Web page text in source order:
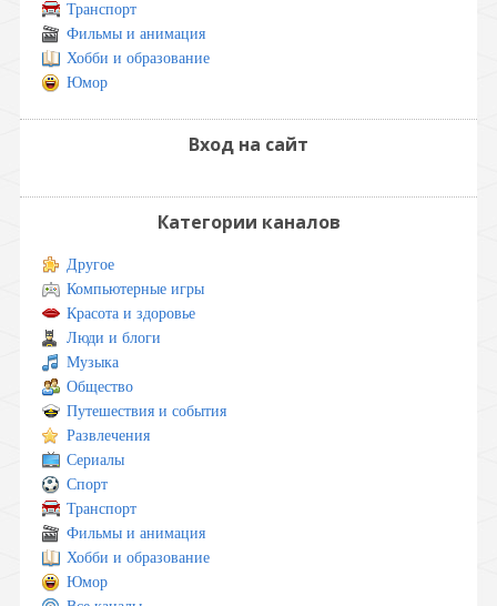
Транспорт
Фильмы и анимация
Хобби и образование
Юмор
Вход на сайт
Категории каналов
Другое
Компьютерные игры
Красота и здоровье
Люди и блоги
Музыка
Общество
Путешествия и события
Развлечения
Сериалы
Спорт
Транспорт
Фильмы и анимация
Хобби и образование
Юмор